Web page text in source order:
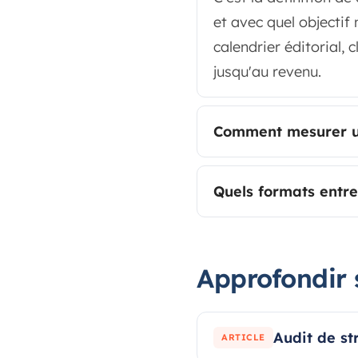
et avec quel objectif
calendrier éditorial,
jusqu'au revenu.
Comment mesurer
Quels formats
Approfondir
ARTICLE Audit de